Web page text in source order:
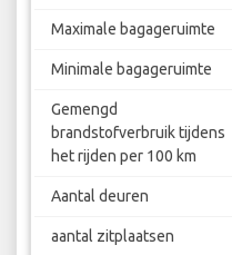
Maximale bagageruimte
Minimale bagageruimte
Gemengd
brandstofverbruik tijdens
het rijden per 100 km
Aantal deuren
aantal zitplaatsen